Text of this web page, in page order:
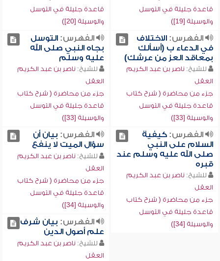
قاعدة جليلة في التوسل
والوسيلة [19])
قاعدة جليلة في التوسل
والوسيلة [20])
الفهرس:الاختلاف
في الدعاء ب (أسألك
بمعاقد العز من عرشك)
للشيخ: ناصر بن عبد الكريم
العقل
جزء من محاضرة ( شرح كتاب
قاعدة جليلة في التوسل
والوسيلة [33])
الفهرس:التوسل
بجاه النبي صلى الله
عليه وسلم
للشيخ: ناصر بن عبد الكريم
العقل
جزء من محاضرة ( شرح كتاب
قاعدة جليلة في التوسل
والوسيلة [33])
الفهرس:كيفية
السلام على النبي
صلى الله عليه وسلم عند
قبره
للشيخ: ناصر بن عبد الكريم
العقل
جزء من محاضرة ( شرح كتاب
قاعدة جليلة في التوسل
والوسيلة [34])
الفهرس: بيان أن
سؤال الميت لا ينفع
للشيخ: ناصر بن عبد الكريم
العقل
جزء من محاضرة ( شرح كتاب
قاعدة جليلة في التوسل
والوسيلة [34])
الفهرس: بيان شرف
علم أصول الدين
للشيخ: ناصر بن عبد الكريم
العقل